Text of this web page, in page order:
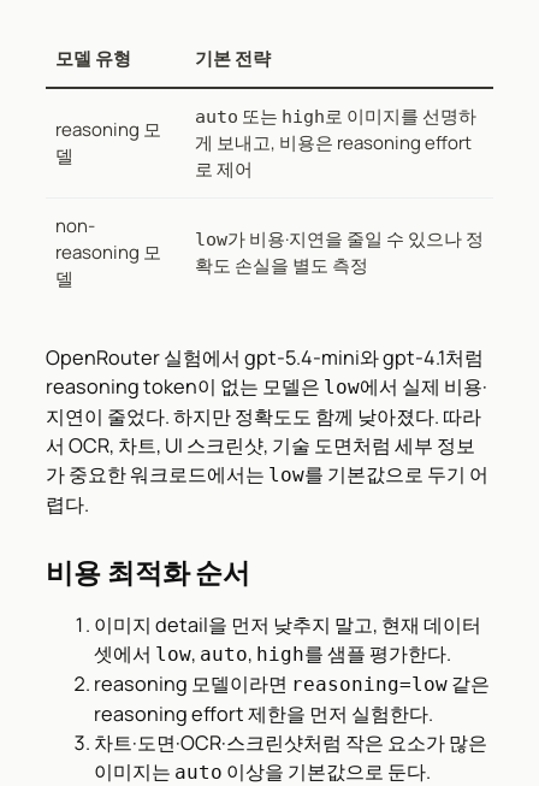
모델 유형 기본 전략
reasoning 모
델
auto 또는 high로 이미지를 선명하
게 보내고, 비용은 reasoning effort
로 제어
non-
reasoning 모
델
low가 비용·지연을 줄일 수 있으나 정
확도 손실을 별도 측정
OpenRouter 실험에서 gpt-5.4-mini와 gpt-4.1처럼
reasoning token이 없는 모델은 low에서 실제 비용·
지연이 줄었다. 하지만 정확도도 함께 낮아졌다. 따라
서 OCR, 차트, UI 스크린샷, 기술 도면처럼 세부 정보
가 중요한 워크로드에서는 low를 기본값으로 두기 어
렵다.
비용 최적화 순서
이미지 detail을 먼저 낮추지 말고, 현재 데이터
셋에서 low, auto, high를 샘플 평가한다.
reasoning 모델이라면 reasoning=low 같은
reasoning effort 제한을 먼저 실험한다.
차트·도면·OCR·스크린샷처럼 작은 요소가 많은
이미지는 auto 이상을 기본값으로 둔다.